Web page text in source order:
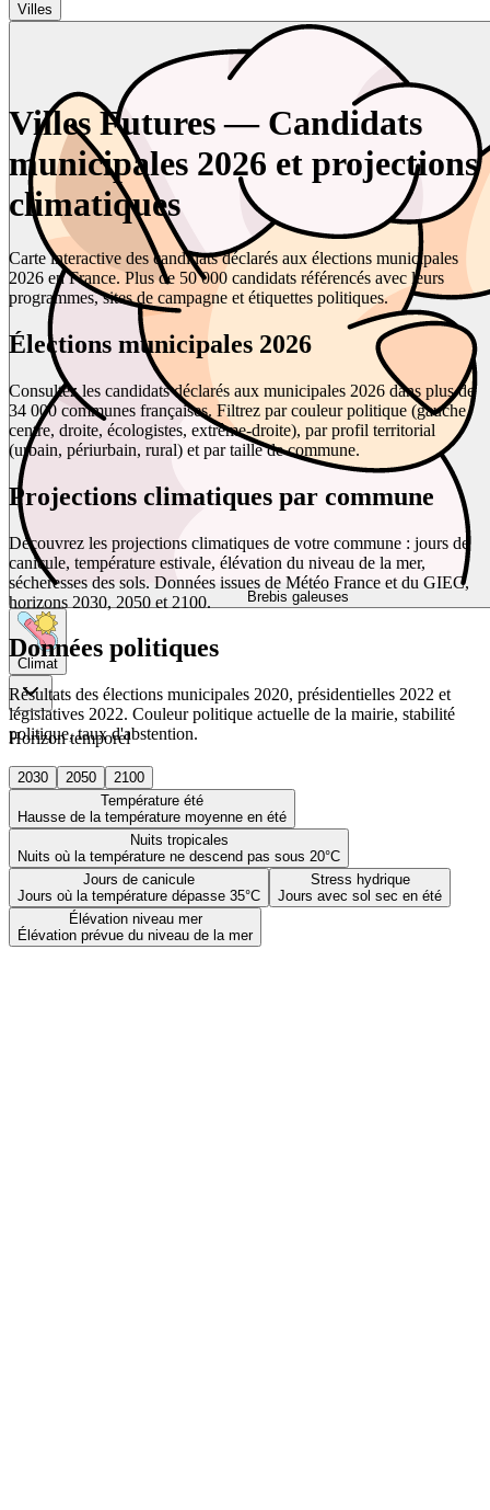
Villes
Brebis galeuses
Climat
Horizon temporel
2030 2050
2100
Température été
Hausse de la température moyenne en été
Nuits tropicales
Nuits où la température ne descend pas sous 20°C
Jours de canicule
Jours où la température dépasse 35°C
Stress hydrique
Jours avec sol sec en été
Élévation niveau mer
Élévation prévue du niveau de la mer
Villes Futures — Candidats
municipales 2026 et projections
climatiques
Carte interactive des candidats déclarés aux élections municipales
2026 en France. Plus de 50 000 candidats référencés avec leurs
programmes, sites de campagne et étiquettes politiques.
Élections municipales 2026
Consultez les candidats déclarés aux municipales 2026 dans plus de
34 000 communes françaises. Filtrez par couleur politique (gauche,
centre, droite, écologistes, extrême-droite), par profil territorial
(urbain, périurbain, rural) et par taille de commune.
Projections climatiques par commune
Découvrez les projections climatiques de votre commune : jours de
canicule, température estivale, élévation du niveau de la mer,
sécheresses des sols. Données issues de Météo France et du GIEC,
horizons 2030, 2050 et 2100.
Données politiques
Résultats des élections municipales 2020, présidentielles 2022 et
législatives 2022. Couleur politique actuelle de la mairie, stabilité
politique, taux d'abstention.